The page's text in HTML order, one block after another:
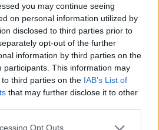
you may continue seeing
on personal information utilized by
disclosed to third parties prior to
opt-out of the further
information by third parties on the
participants. This information may
third parties on the IAB’s List of
that may further disclose it to other
Opt Outs